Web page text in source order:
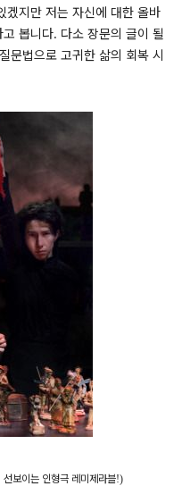
겠지만 저는 자신에 대한 올바
봅니다. 다소 장문의 글이 될
문법으로 고귀한 삶의 회복 시
선보이는 인형극 레미제라블!)